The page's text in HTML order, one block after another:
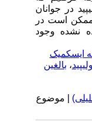
در جوانان
است در
نشده وجود
،بالغین
| موضوع